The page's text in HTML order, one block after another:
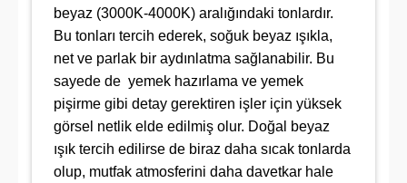
beyaz (3000K-4000K) aralığındaki tonlardır.
Bu tonları tercih ederek, soğuk beyaz ışıkla,
net ve parlak bir aydınlatma sağlanabilir. Bu
sayede de yemek hazırlama ve yemek
pişirme gibi detay gerektiren işler için yüksek
görsel netlik elde edilmiş olur. Doğal beyaz
ışık tercih edilirse de biraz daha sıcak tonlarda
olup, mutfak atmosferini daha davetkar hale